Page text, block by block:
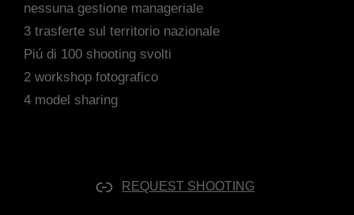
nessuna gestione manageriale
3 trasferte sul territorio nazionale
Piú di 100 shooting svolti
2 workshop fotografico
4 model sharing
REQUEST SHOOTING